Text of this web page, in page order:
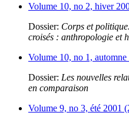
Volume 10, no 2, hiver
Dossier: Corps et
croisés : anthropologie et
Volume 10, no 1,
Dossier: Les nouvelles
en comparaison
Volume 9, no 3, été 2001